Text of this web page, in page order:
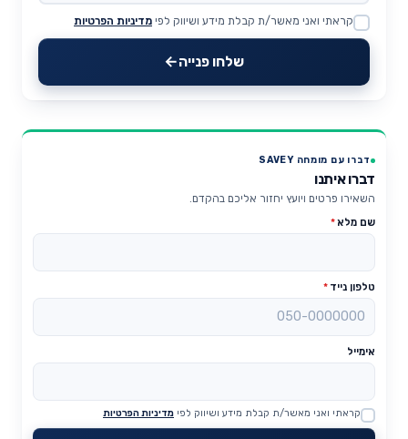
Website
קראתי ואני מאשר/ת קבלת מידע ושיווק לפי מדיניות הפרטיות
שלחו פנייה
דברו עם מומחה SAVEY
דברו איתנו
השאירו פרטים ויועץ יחזור אליכם בהקדם.
שם מלא*
טלפון נייד *
אימייל
Website
קראתי ואני מאשר/ת קבלת מידע ושיווק לפי מדיניות הפרטיות